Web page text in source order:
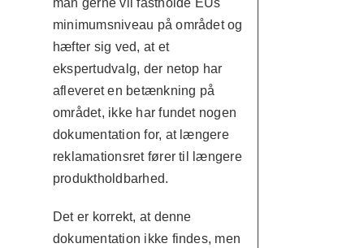
man gerne vil fastholde EUs
minimumsniveau på området og
hæfter sig ved, at et
ekspertudvalg, der netop har
afleveret en betænkning på
området, ikke har fundet nogen
dokumentation for, at længere
reklamationsret fører til længere
produktholdbarhed.
Det er korrekt, at denne
dokumentation ikke findes, men